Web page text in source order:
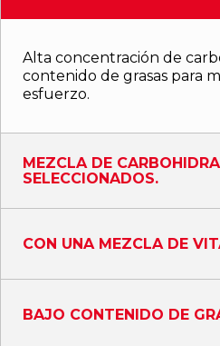
Alta concentración de
contenido de grasas para
esfuerzo.
MEZCLA DE
SELECCIONADOS.
CON UNA MEZCLA DE
BAJO CONTENIDO DE